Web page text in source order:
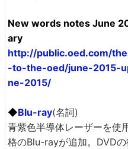
New words notes June
ary
http://public.oed.com/
-to-the-oed/june-2015-
ne-2015/
◆Blu-ray(名詞)
青紫色半導体レーザーを使
格のBlu-rayが追加。DVD